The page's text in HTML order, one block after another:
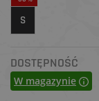
S
DOSTĘPNOŚĆ
W magazynie